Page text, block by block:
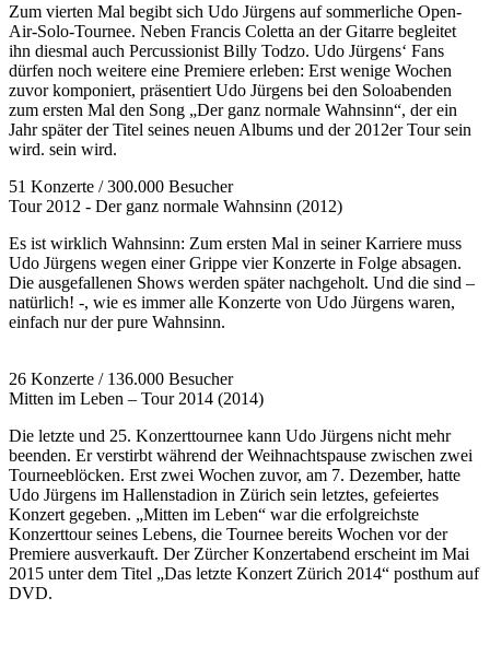
Zum vierten Mal begibt sich Udo Jürgens auf sommerliche Open-
Air-Solo-Tournee. Neben Francis Coletta an der Gitarre begleitet
ihn diesmal auch Percussionist Billy Todzo. Udo Jürgens‘ Fans
dürfen noch weitere eine Premiere erleben: Erst wenige Wochen
zuvor komponiert, präsentiert Udo Jürgens bei den Soloabenden
zum ersten Mal den Song „Der ganz normale Wahnsinn“, der ein
Jahr später der Titel seines neuen Albums und der 2012er Tour sein
wird. sein wird.
51 Konzerte / 300.000 Besucher
Tour 2012 - Der ganz normale Wahnsinn (2012)
Es ist wirklich Wahnsinn: Zum ersten Mal in seiner Karriere muss
Udo Jürgens wegen einer Grippe vier Konzerte in Folge absagen.
Die ausgefallenen Shows werden später nachgeholt. Und die sind –
natürlich! -, wie es immer alle Konzerte von Udo Jürgens waren,
einfach nur der pure Wahnsinn.
26 Konzerte / 136.000 Besucher
Mitten im Leben – Tour 2014 (2014)
Die letzte und 25. Konzerttournee kann Udo Jürgens nicht mehr
beenden. Er verstirbt während der Weihnachtspause zwischen zwei
Tourneeblöcken. Erst zwei Wochen zuvor, am 7. Dezember, hatte
Udo Jürgens im Hallenstadion in Zürich sein letztes, gefeiertes
Konzert gegeben. „Mitten im Leben“ war die erfolgreichste
Konzerttour seines Lebens, die Tournee bereits Wochen vor der
Premiere ausverkauft. Der Zürcher Konzertabend erscheint im Mai
2015 unter dem Titel „Das letzte Konzert Zürich 2014“ posthum auf
DVD.